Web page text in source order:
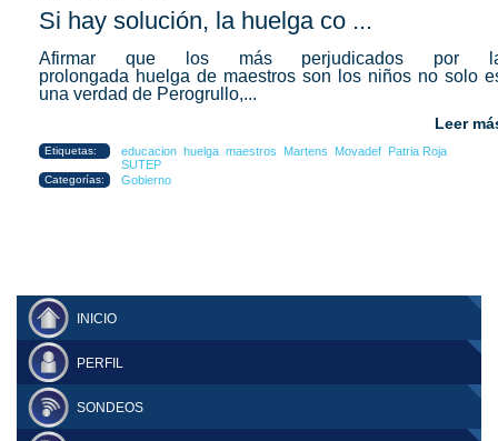
Si hay solución, la huelga co ...
Afirmar que los más perjudicados por
prolongada huelga de maestros son los niños no solo
una verdad de Perogrullo,...
Leer
Etiquetas: educacion huelga maestros Martens Movadef
Patria Roja
SUTEP
Categorías: Gobierno
INICIO
PERFIL
SONDEOS